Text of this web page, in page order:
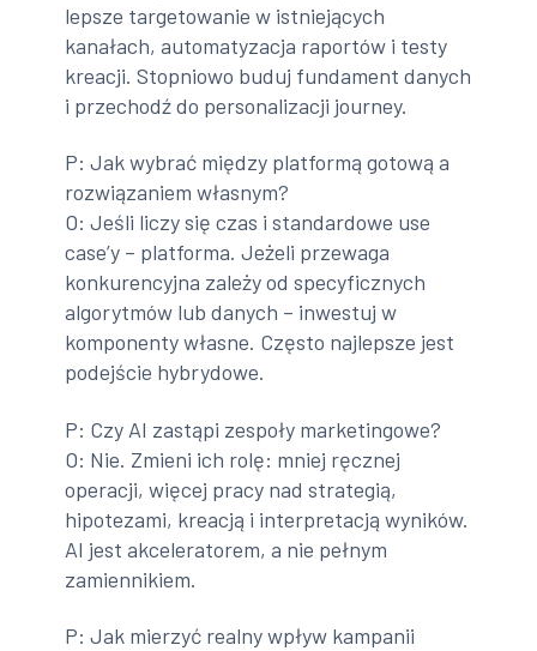
lepsze targetowanie w istniejących
kanałach, automatyzacja raportów i testy
kreacji. Stopniowo buduj fundament danych
i przechodź do personalizacji journey.
P: Jak wybrać między platformą gotową a
rozwiązaniem własnym?
O: Jeśli liczy się czas i standardowe use
case’y – platforma. Jeżeli przewaga
konkurencyjna zależy od specyficznych
algorytmów lub danych – inwestuj w
komponenty własne. Często najlepsze jest
podejście hybrydowe.
P: Czy AI zastąpi zespoły marketingowe?
O: Nie. Zmieni ich rolę: mniej ręcznej
operacji, więcej pracy nad strategią,
hipotezami, kreacją i interpretacją wyników.
AI jest akceleratorem, a nie pełnym
zamiennikiem.
P: Jak mierzyć realny wpływ kampanii